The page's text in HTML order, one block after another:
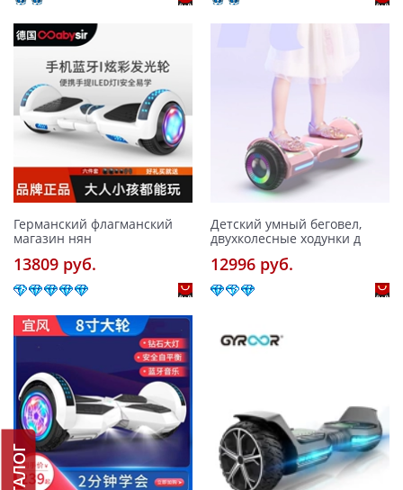
Германский флагманский
магазин нян
13809 pуб.
Детский умный беговел,
двухколесные ходунки д
12996 pуб.